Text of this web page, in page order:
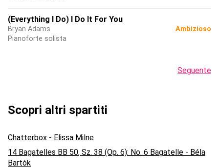
(Everything I Do) I Do It For You
Bryan Adams
Pianoforte solista
Ambizioso
Seguente
Scopri altri spartiti
Chatterbox - Elissa Milne
14 Bagatelles BB 50, Sz. 38 (Op. 6): No. 6 Bagatelle - Béla
Bartók